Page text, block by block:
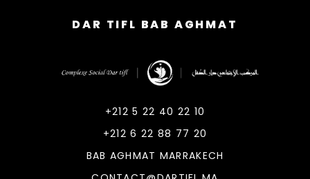
DAR TIFL BAB AGHMAT
+212 5 22 40 22 10
+212 6 22 88 77 20
BAB AGHMAT MARRAKECH